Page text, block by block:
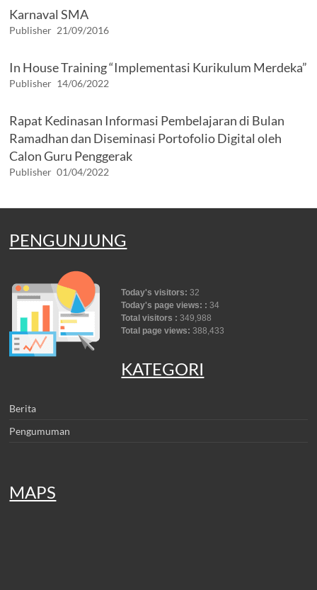
Karnaval SMA
Publisher 21/09/2016
In House Training “Implementasi Kurikulum Merdeka”
Publisher 14/06/2022
Rapat Kedinasan Informasi Pembelajaran di Bulan
Ramadhan dan Diseminasi Portofolio Digital oleh
Calon Guru Penggerak
Publisher 01/04/2022
PENGUNJUNG
Today's visitors:32
Today's page views: :34
Total visitors :349,988
Total page views:388,433
KATEGORI
Berita
Pengumuman
MAPS